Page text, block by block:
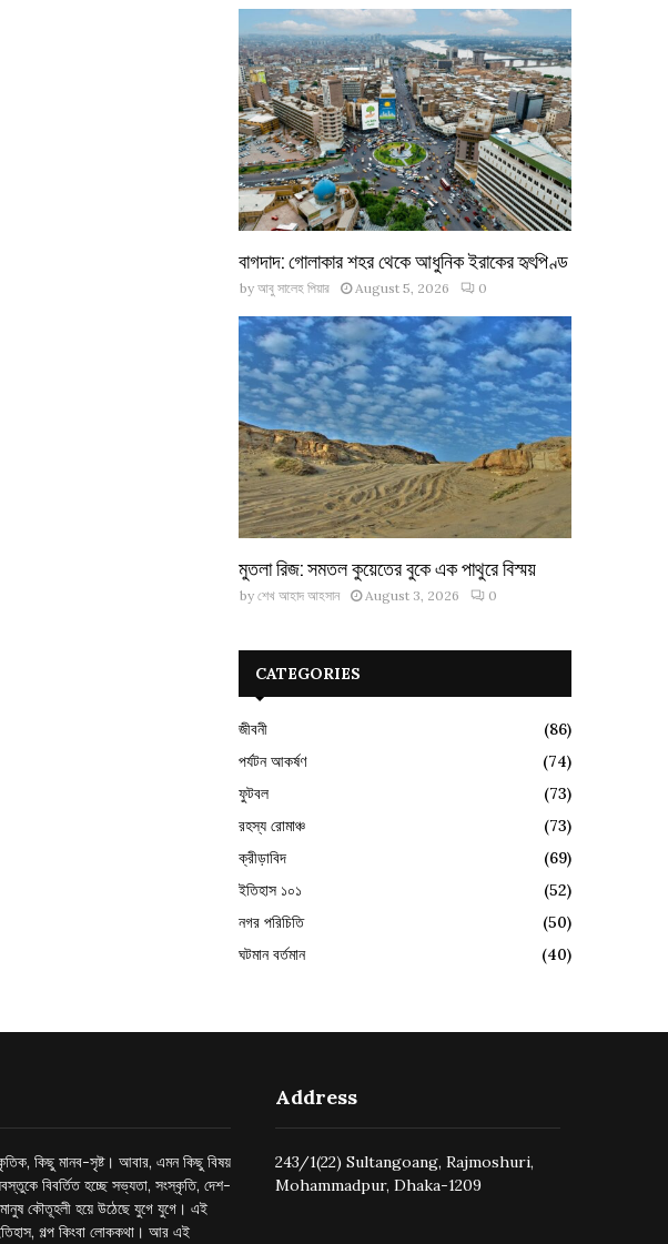
বাগদাদ: গোলাকার শহর থেকে আধুনিক ইরাকের হৃৎপিণ্ড
by আবু সালেহ পিয়ার August 5, 2026 0
মুতলা রিজ: সমতল কুয়েতের বুকে এক পাথুরে বিস্ময়
by শেখ আহাদ আহসান August 3, 2026 0
CATEGORIES
জীবনী
(86)
পর্যটন আকর্ষণ
(74)
ফুটবল
(73)
রহস্য রোমাঞ্চ
(73)
ক্রীড়াবিদ
(69)
ইতিহাস ১০১
(52)
নগর পরিচিতি
(50)
ঘটমান বর্তমান
(40)
কিছু মানব-সৃষ্ট। আবার, এমন কিছু বিষয়
বিবর্তিত হচ্ছে সভ্যতা, সংস্কৃতি, দেশ-
কৌতূহলী হয়ে উঠেছে যুগে যুগে। এই
গল্প কিংবা লোককথা। আর এই
Address
243/1(22) Sultangoang, Rajmoshuri,
Mohammadpur, Dhaka-1209